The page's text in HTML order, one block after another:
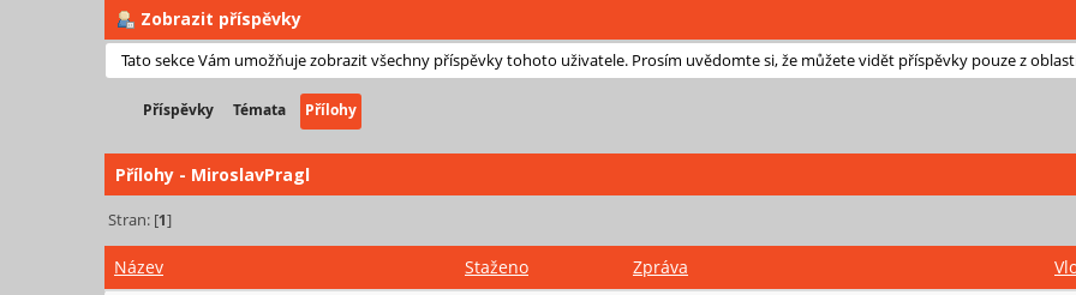
Zobrazit příspěvky
Tato sekce Vám umožňuje zobrazit všechny příspěvky tohoto uživatele. Prosím uvědomte si, že můžete vidět příspěvky pouze z
Příspěvky Témata Přílohy
Přílohy - MiroslavPragl
Stran: [1]
Název Staženo Zpráva